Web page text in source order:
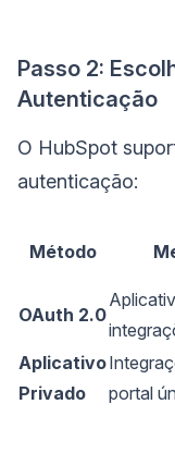
Passo 2:
Autenticação
O HubSpot
autenticação:
Método
OAuth 2.0
Aplicativo
Privado
portal